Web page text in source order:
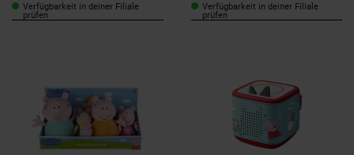
Verfügbarkeit in deiner Filiale
prüfen
Verfügbarkeit in deiner Filiale
prüfen